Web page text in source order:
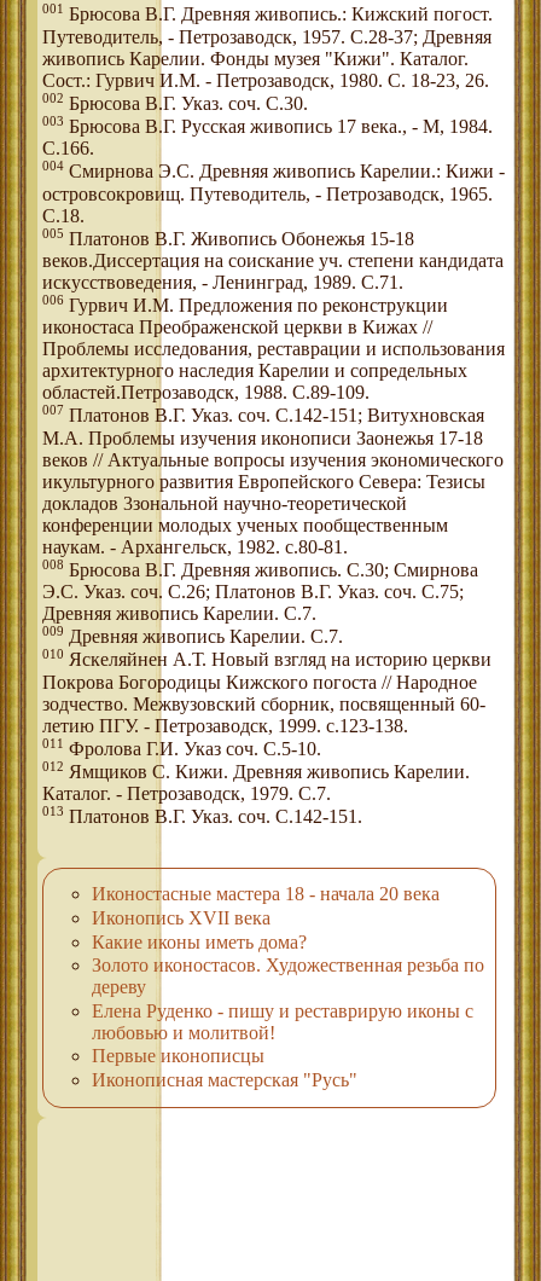
001 Брюсова В.Г. Древняя живопись.: Кижский погост.
Путеводитель, - Петрозаводск, 1957. С.28-37; Древняя
живопись Карелии. Фонды музея "Кижи". Каталог.
Сост.: Гурвич И.М. - Петрозаводск, 1980. С. 18-23, 26.
002 Брюсова В.Г. Указ. соч. С.30.
003 Брюсова В.Г. Русская живопись 17 века., - М, 1984.
С.166.
004 Смирнова Э.С. Древняя живопись Карелии.: Кижи -
островсокровищ. Путеводитель, - Петрозаводск, 1965.
С.18.
005 Платонов В.Г. Живопись Обонежья 15-18
веков.Диссертация на соискание уч. степени кандидата
искусствоведения, - Ленинград, 1989. С.71.
006 Гурвич И.М. Предложения по реконструкции
иконостаса Преображенской церкви в Кижах //
Проблемы исследования, реставрации и использования
архитектурного наследия Карелии и сопредельных
областей.Петрозаводск, 1988. С.89-109.
007 Платонов В.Г. Указ. соч. С.142-151; Витухновская
М.А. Проблемы изучения иконописи Заонежья 17-18
веков // Актуальные вопросы изучения экономического
икультурного развития Европейского Севера: Тезисы
докладов 3зональной научно-теоретической
конференции молодых ученых пообщественным
наукам. - Архангельск, 1982. с.80-81.
008 Брюсова В.Г. Древняя живопись. С.30; Смирнова
Э.С. Указ. соч. С.26; Платонов В.Г. Указ. соч. С.75;
Древняя живопись Карелии. С.7.
009 Древняя живопись Карелии. С.7.
010 Яскеляйнен А.Т. Новый взгляд на историю церкви
Покрова Богородицы Кижского погоста // Народное
зодчество. Межвузовский сборник, посвященный 60-
летию ПГУ. - Петрозаводск, 1999. с.123-138.
011 Фролова Г.И. Указ соч. С.5-10.
012 Ямщиков С. Кижи. Древняя живопись Карелии.
Каталог. - Петрозаводск, 1979. С.7.
013 Платонов В.Г. Указ. соч. С.142-151.
Иконостасные мастера 18 - начала 20 века
Иконопись XVII века
Какие иконы иметь дома?
Золото иконостасов. Художественная резьба по
дереву
Елена Руденко - пишу и реставрирую иконы с
любовью и молитвой!
Первые иконописцы
Иконописная мастерская "Русь"